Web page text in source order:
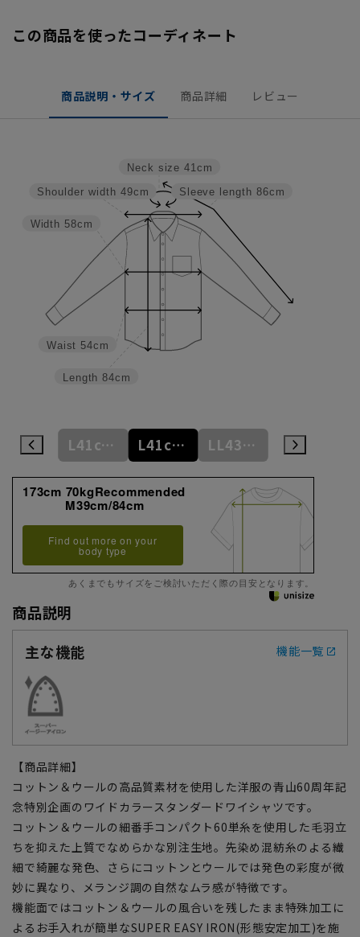
この商品を使ったコーディネート
商品説明・サイズ 商品詳細 レビュー
Sleeve length 86cm
Neck size 41cm
Length 84cm
Waist 54cm
Width 58cm
Shoulder width 49cm
L41cm/82cm L41cm/86cm LL43cm/82cm
173cm 70kgRecommended
M39cm/84cm
Find out more on your
body type
あくまでもサイズをご検討いただく際の目安となります。
商品説明
主な機能
機能一覧
【商品詳細】
コットン＆ウールの高品質素材を使用した洋服の青山60周年記
念特別企画のワイドカラースタンダードワイシャツです。
コットン＆ウールの細番手コンパクト60単糸を使用した毛羽立
ちを抑えた上質でなめらかな別注生地。先染め混紡糸のよる繊
細で綺麗な発色、さらにコットンとウールでは発色の彩度が微
妙に異なり、メランジ調の自然なムラ感が特徴です。
機能面ではコットン＆ウールの風合いを残したまま特殊加工に
よるお手入れが簡単なSUPER EASY IRON(形態安定加工)を施